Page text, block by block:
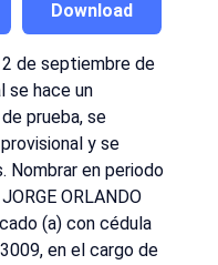
Download
de septiembre de
se hace un
prueba, se
y se
Nombrar en periodo
ORLANDO
(a) con cédula
en el cargo de